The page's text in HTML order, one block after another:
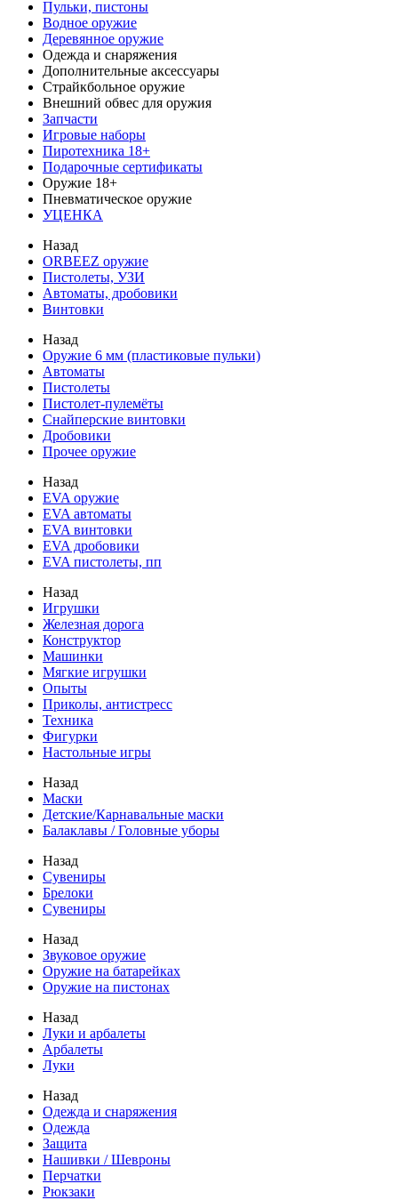
Пульки, пистоны
Водное оружие
Деревянное оружие
Одежда и снаряжения
Дополнительные аксессуары
Страйкбольное оружие
Внешний обвес для оружия
Запчасти
Игровые наборы
Пиротехника 18+
Подарочные сертификаты
Оружие 18+
Пневматическое оружие
УЦЕНКА
Назад
ORBEEZ оружие
Пистолеты, УЗИ
Автоматы, дробовики
Винтовки
Назад
Оружие 6 мм (пластиковые пульки)
Автоматы
Пистолеты
Пистолет-пулемёты
Снайперские винтовки
Дробовики
Прочее оружие
Назад
EVA оружие
EVA автоматы
EVA винтовки
EVA дробовики
EVA пистолеты, пп
Назад
Игрушки
Железная дорога
Конструктор
Машинки
Мягкие игрушки
Опыты
Приколы, антистресс
Техника
Фигурки
Настольные игры
Назад
Маски
Детские/Карнавальные маски
Балаклавы / Головные уборы
Назад
Сувениры
Брелоки
Сувениры
Назад
Звуковое оружие
Оружие на батарейках
Оружие на пистонах
Назад
Луки и арбалеты
Арбалеты
Луки
Назад
Одежда и снаряжения
Одежда
Защита
Нашивки / Шевроны
Перчатки
Рюкзаки